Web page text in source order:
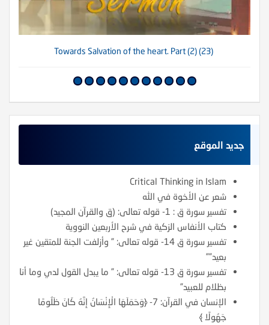
(23) Towards Salvation of the heart. Part (2)
جديد الموقع
Critical Thinking in Islam
شعر عن الأخوة في الله
تفسير سورة ق : 1- قوله تعالى: (ق والقرآن المجيد)
كتاب الأنفاس الزكية في شرح الأربعين النووية
تفسير سورة ق 14- قوله تعالى: ” وأزلفت الجنة للمتقين غير
بعيد””
تفسير سورة ق 13- قوله تعالى: ” ما يبدل القول لدي وما أنا
بظلام للعبيد”
الإنسان في القرآن: 7- ﴿وَحَمَلَهَا الْإِنْسَانُ إِنَّهُ كَانَ ظَلُومًا
جَهُولًا ﴾